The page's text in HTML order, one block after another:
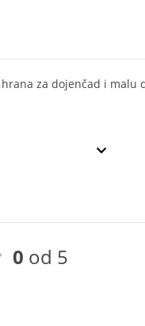
hrana za dojenčad i malu
0 od 5